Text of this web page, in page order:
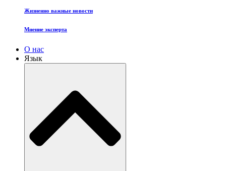
Жизненно важные новости
Мнение эксперта
О нас
Язык